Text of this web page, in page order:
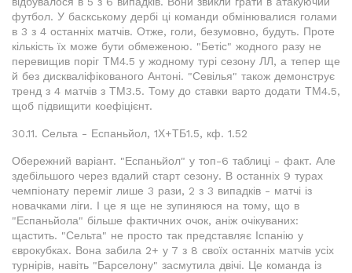
футбол. У баскському дербі ці команди обмінювалися голами
в 3 з 4 останніх матчів. Отже, голи, безумовно, будуть. Проте
кількість їх може бути обмеженою. "Бетіс" жодного разу не
перевищив поріг ТМ4.5 у жодному турі сезону ЛЛ, а тепер ще
й без дискваліфікованого Антоні. "Севілья" також демонструє
тренд з 4 матчів з ТМ3.5. Тому до ставки варто додати ТМ4.5,
щоб підвищити коефіцієнт.
30.11. Сельта - Еспаньйол, 1Х+ТБ1.5, кф. 1.52
Обережний варіант. "Еспаньйол" у топ-6 таблиці - факт. Але
здебільшого через вдалий старт сезону. В останніх 9 турах
чемпіонату переміг лише 3 рази, 2 з 3 випадків - матчі із
новачками ліги. І це я ще не зупиняюся на тому, що в
"Еспаньйола" більше фактичних очок, аніж очікуваних:
щастить. "Сельта" не просто так представляє Іспанію у
єврокубках. Вона забила 2+ у 7 з 8 своїх останніх матчів усіх
турнірів, навіть "Барселону" засмутила двічі. Це команда із